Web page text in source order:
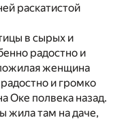
раскатистой
в сырых и
радостно и
женщина
и громко
Оке полвека назад.
жила там на даче,